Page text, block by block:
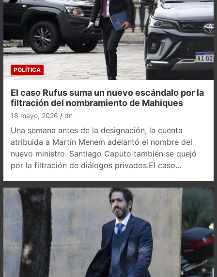
POLÍTICA
El caso Rufus suma un nuevo escándalo por la
filtración del nombramiento de Mahiques
18 mayo, 2026 dn
Una semana antes de la designación, la cuenta
atribuida a Martín Menem adelantó el nombre del
nuevo ministro. Santiago Caputo también se quejó
por la filtración de diálogos privados.El caso…